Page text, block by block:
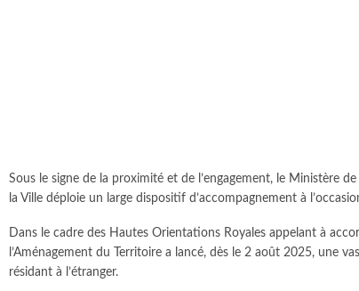
Sous le signe de la proximité et de l’engagement, le Ministère
la Ville déploie un large dispositif d’accompagnement à
Dans le cadre des Hautes Orientations Royales appelant à
l’Aménagement du Territoire a lancé, dès le 2 août 2025, une
résidant à l’étranger.